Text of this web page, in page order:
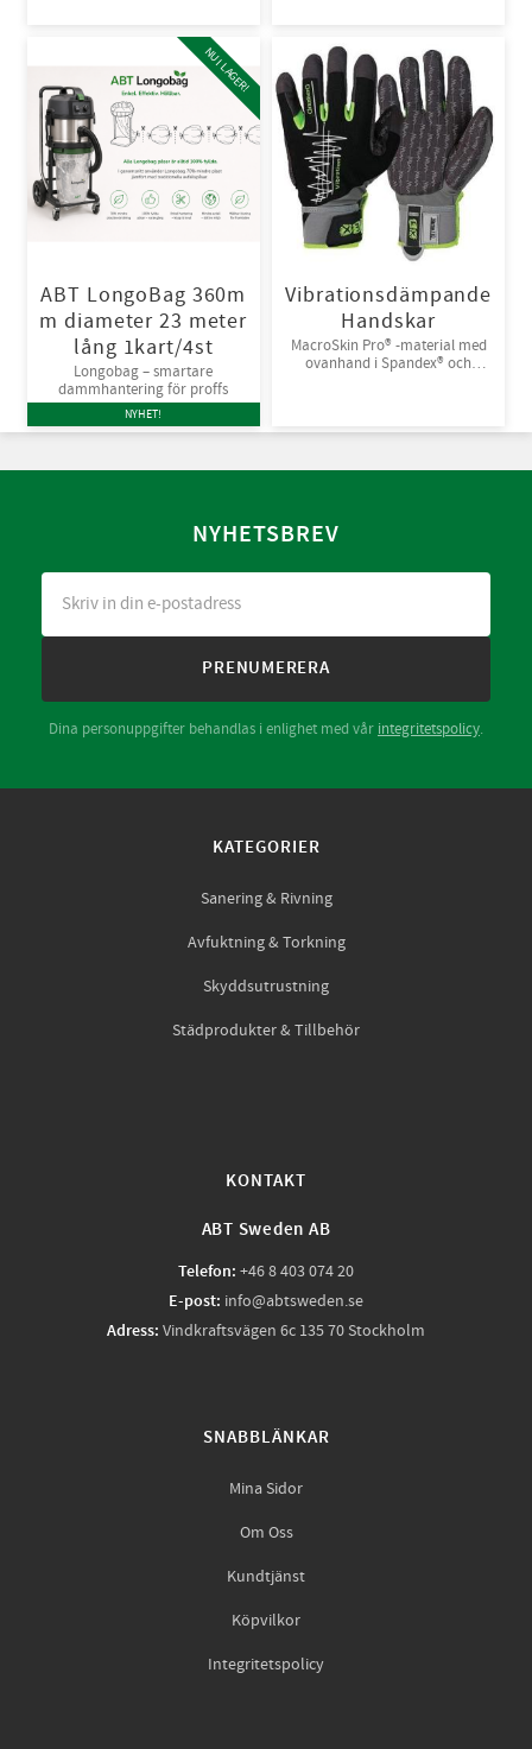
ABT LongoBag 360m
m diameter 23 meter
lång 1kart/4st
Longobag – smartare
dammhantering för proffs
NU I LAGER!
NYHET!
Vibrationsdämpande
Handskar
MacroSkin Pro® -material med
ovanhand i Spandex® och
NYHETSBREV
PRENUMERERA
Dina personuppgifter behandlas i enlighet med vår integritetspolicy.
KATEGORIER
Sanering & Rivning
Avfuktning & Torkning
Skyddsutrustning
Städprodukter & Tillbehör
KONTAKT
ABT Sweden AB
Telefon: +46 8 403 074 20
E-post: info@abtsweden.se
Adress: Vindkraftsvägen 6c 135 70 Stockholm
SNABBLÄNKAR
Mina Sidor
Om Oss
Kundtjänst
Köpvilkor
Integritetspolicy